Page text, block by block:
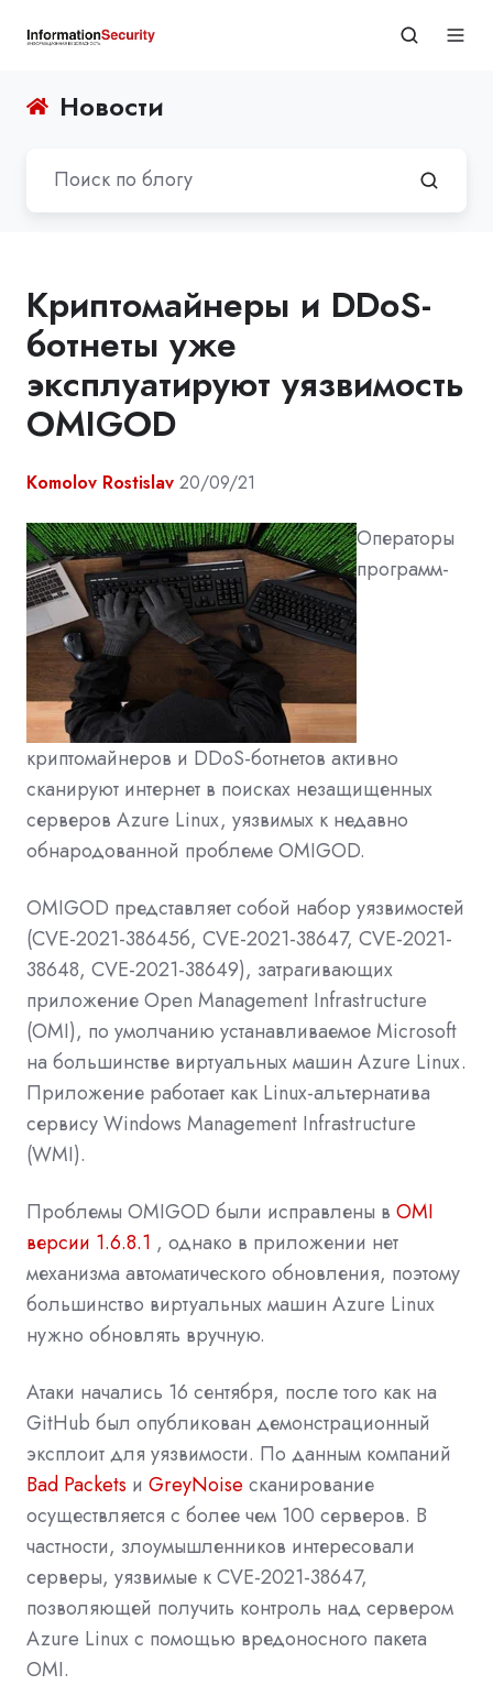
Новости
Криптомайнеры и DDoS-
ботнеты уже
эксплуатируют уязвимость
OMIGOD
Komolov Rostislav 20/09/21
Операторы
программ-
криптомайнеров и DDoS-ботнетов активно
сканируют интернет в поисках незащищенных
серверов Azure Linux, уязвимых к недавно
обнародованной проблеме OMIGOD.
OMIGOD представляет собой набор уязвимостей
(CVE-2021-38645б, CVE-2021-38647, CVE-2021-
38648, CVE-2021-38649), затрагивающих
приложение Open Management Infrastructure
(OMI), по умолчанию устанавливаемое Microsoft
на большинстве виртуальных машин Azure Linux.
Приложение работает как Linux-альтернатива
сервису Windows Management Infrastructure
(WMI).
Проблемы OMIGOD были исправлены в OMI
версии 1.6.8.1 , однако в приложении нет
механизма автоматического обновления, поэтому
большинство виртуальных машин Azure Linux
нужно обновлять вручную.
Атаки начались 16 сентября, после того как на
GitHub был опубликован демонстрационный
эксплоит для уязвимости. По данным компаний
Bad Packets и GreyNoise сканирование
осуществляется с более чем 100 серверов. В
частности, злоумышленников интересовали
серверы, уязвимые к CVE-2021-38647,
позволяющей получить контроль над сервером
Azure Linux с помощью вредоносного пакета
OMI.